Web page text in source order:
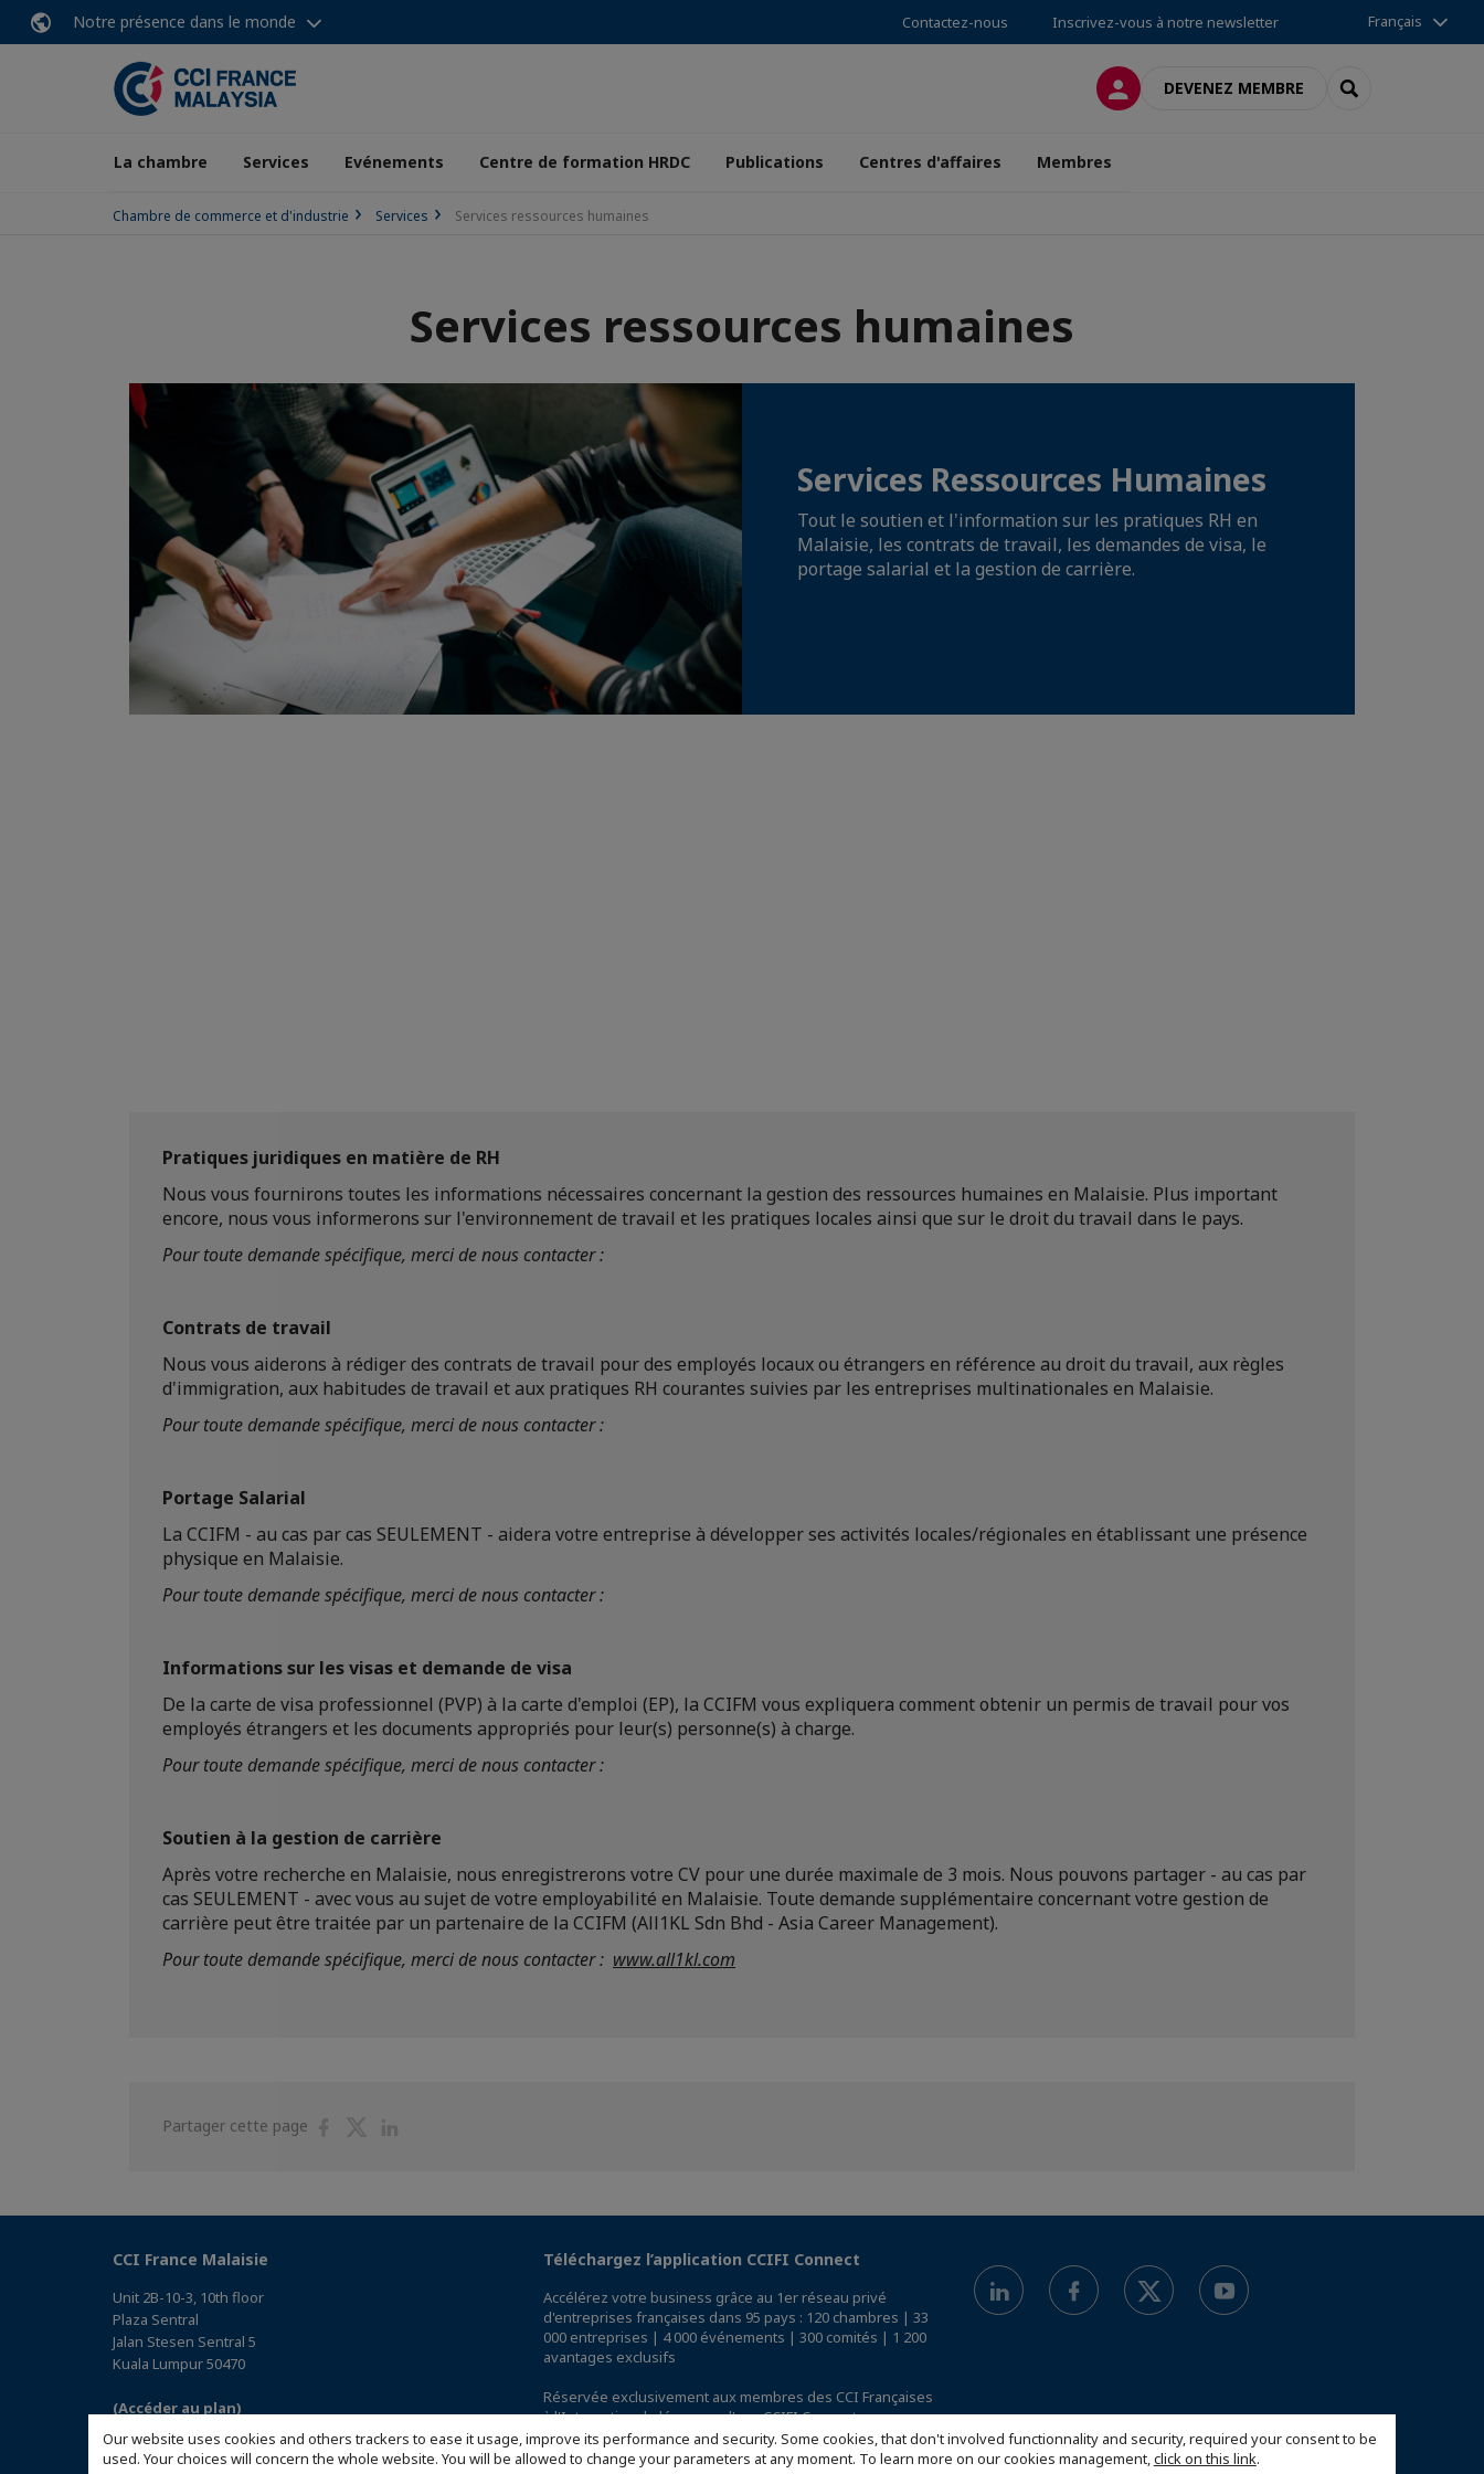
Our website uses cookies and others trackers to ease it usage, improve its performance and security. Some cookies, that don't involved functionnality and security, required your consent to be
used. Your choices will concern the whole website. You will be allowed to change your parameters at any moment. To learn more on our cookies management,click on this link.
Notre présence dans le monde Contactez-nous Inscrivez-vous à notre newsletter Français
CONNEXIONDEVENEZ MEMBRE RECHERCHER
La chambre Services Evénements Centre de formation HRDC Publications Centres d'affaires Membres
Chambre de commerce et d'industrie Services Services ressources humaines
Services ressources humaines
Services Ressources Humaines
Tout le soutien et l'information sur les pratiques RH en
Malaisie, les contrats de travail, les demandes de visa, le
portage salarial et la gestion de carrière.
Pratiques juridiques en matière de RH
Nous vous fournirons toutes les informations nécessaires concernant la gestion des ressources humaines en Malaisie. Plus important
encore, nous vous informerons sur l'environnement de travail et les pratiques locales ainsi que sur le droit du travail dans le pays.
Pour toute demande spécifique, merci de nous contacter :
Contrats de travail
Nous vous aiderons à rédiger des contrats de travail pour des employés locaux ou étrangers en référence au droit du travail, aux règles
d'immigration, aux habitudes de travail et aux pratiques RH courantes suivies par les entreprises multinationales en Malaisie.
Pour toute demande spécifique, merci de nous contacter :
Portage Salarial
La CCIFM - au cas par cas SEULEMENT - aidera votre entreprise à développer ses activités locales/régionales en établissant une présence
physique en Malaisie.
Pour toute demande spécifique, merci de nous contacter :
Informations sur les visas et demande de visa
De la carte de visa professionnel (PVP) à la carte d'emploi (EP), la CCIFM vous expliquera comment obtenir un permis de travail pour vos
employés étrangers et les documents appropriés pour leur(s) personne(s) à charge.
Pour toute demande spécifique, merci de nous contacter :
Soutien à la gestion de carrière
Après votre recherche en Malaisie, nous enregistrerons votre CV pour une durée maximale de 3 mois. Nous pouvons partager - au cas par
cas SEULEMENT - avec vous au sujet de votre employabilité en Malaisie. Toute demande supplémentaire concernant votre gestion de
carrière peut être traitée par un partenaire de la CCIFM (All1KL Sdn Bhd - Asia Career Management).
Pour toute demande spécifique, merci de nous contacter : www.all1kl.com
Partager cette page
PartagerPartager
CCI France Malaisie
Unit 2B-10-3, 10th floor
Plaza Sentral
Jalan Stesen Sentral 5
Kuala Lumpur 50470
(Accéder au plan)
Téléchargez l’application CCIFI Connect
Accélérez votre business grâce au 1er réseau privé
d'entreprises françaises dans 95 pays : 120 chambres | 33
000 entreprises | 4 000 événements | 300 comités | 1 200
avantages exclusifs
Réservée exclusivement aux membres des CCI Françaises
à l'International,découvrez l'app CCIFI Connect.